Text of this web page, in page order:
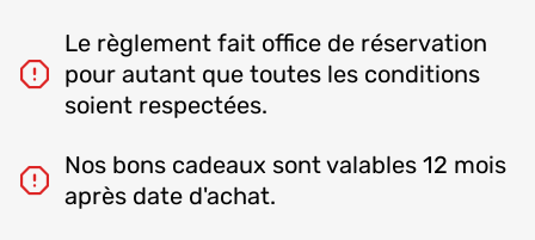
Le règlement fait office de réservation
pour autant que toutes les conditions
soient respectées.
Nos bons cadeaux sont valables 12 mois
après date d'achat.